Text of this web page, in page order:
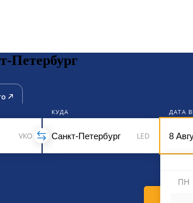
Петербург
VKO
КУДА
LED
ДАТА
ПН